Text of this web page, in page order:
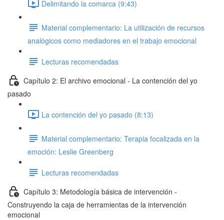
Delimitando la comarca (9:43)
Material complementario: La utilización de recursos
analógicos como mediadores en el trabajo emocional
Lecturas recomendadas
Capítulo 2: El archivo emocional - La contención del yo
pasado
La contención del yo pasado (8:13)
Material complementario: Terapia focalizada en la
emoción: Leslie Greenberg
Lecturas recomendadas
Capítulo 3: Metodología básica de intervención -
Construyendo la caja de herramientas de la intervención
emocional